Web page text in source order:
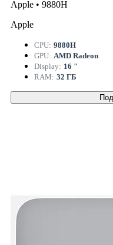
Apple • 9880H
Apple
CPU: 9880H
GPU: AMD Radeon
Display: 16 "
RAM: 32 ГБ